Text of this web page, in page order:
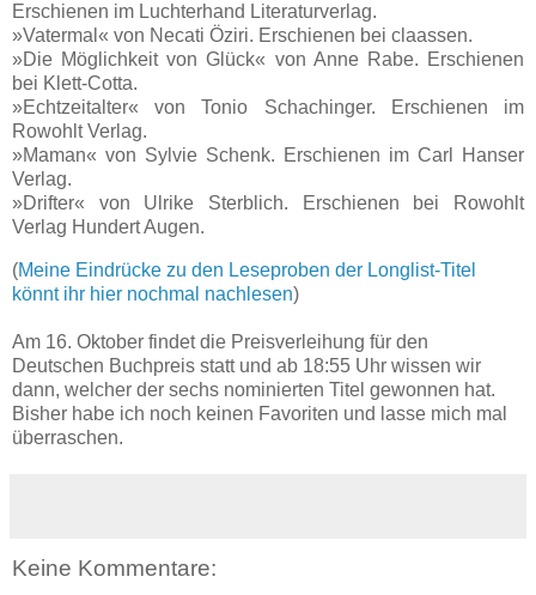
Erschienen im Luchterhand Literaturverlag.
»Vatermal« von Necati Öziri. Erschienen bei claassen.
»Die Möglichkeit von Glück« von Anne Rabe. Erschienen
bei Klett-Cotta.
»Echtzeitalter« von Tonio Schachinger. Erschienen im
Rowohlt Verlag.
»Maman« von Sylvie Schenk. Erschienen im Carl Hanser
Verlag.
»Drifter« von Ulrike Sterblich. Erschienen bei Rowohlt
Verlag Hundert Augen.
(Meine Eindrücke zu den Leseproben der Longlist-Titel
könnt ihr hier nochmal nachlesen)
Am 16. Oktober findet die Preisverleihung für den
Deutschen Buchpreis statt und ab 18:55 Uhr wissen wir
dann, welcher der sechs nominierten Titel gewonnen hat.
Bisher habe ich noch keinen Favoriten und lasse mich mal
überraschen.
Keine Kommentare: